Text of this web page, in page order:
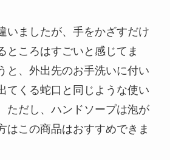
いましたが、手をかざすだけ
ところはすごいと感じてま
と、外出先のお手洗いに付い
てくる蛇口と同じような使い
ただし、ハンドソープは泡が
はこの商品はおすすめできま